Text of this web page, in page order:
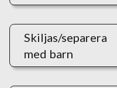
Skiljas/separera
med barn